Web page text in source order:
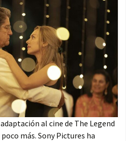
al cine de The Legend
más. Sony Pictures ha